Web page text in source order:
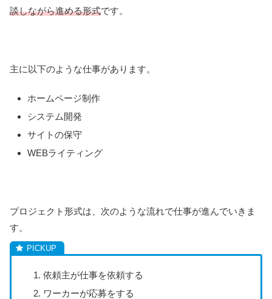
談しながら進める形式です。
主に以下のような仕事があります。
ホームページ制作
システム開発
サイトの保守
WEBライティング
プロジェクト形式は、次のような流れで仕事が進んでいきま
す。
依頼主が仕事を依頼する
ワーカーが応募をする